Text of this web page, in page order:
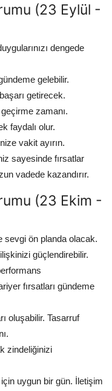
(23 Eylül -
dengede
gelebilir.
getirecek.
geçirme zamanı.
faydalı olur.
vakit ayırın.
sayesinde fırsatlar
vadede kazandırır.
(23 Ekim -
sevgi ön planda olacak.
güçlendirebilir.
fırsatları gündeme
oluşabilir. Tasarruf
zindeliğinizi
uygun bir gün. İletişim